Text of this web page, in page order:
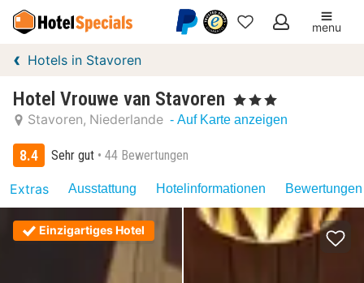
Meine
menu
Hotels in Stavoren
Hotel Vrouwe van Stavoren , 3 Sterne
Stavoren Niederlande - Auf Karte anzeigen
8.4 Sehr gut 44 Bewertungen
Extras Ausstattung Hotelinformationen
Einzigartiges Hotel